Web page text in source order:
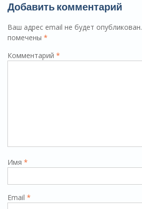
Добавить комментарий
Ваш адрес email не будет опубликован.
помечены *
Комментарий *
Имя *
Email *